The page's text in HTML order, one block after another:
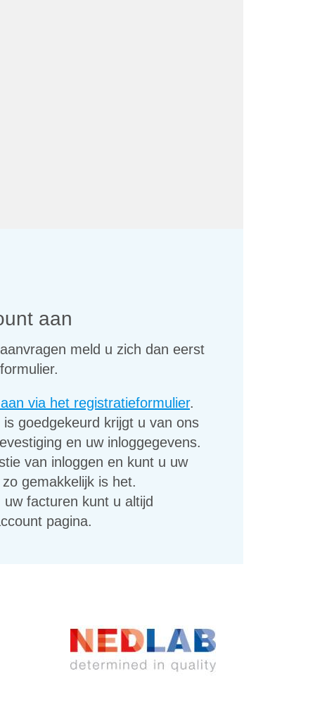
aan
meld u zich dan eerst
via het registratieformulier.
goedgekeurd krijgt u van ons
en uw inloggegevens.
van inloggen en kunt u uw
gemakkelijk is het.
facturen kunt u altijd
pagina.